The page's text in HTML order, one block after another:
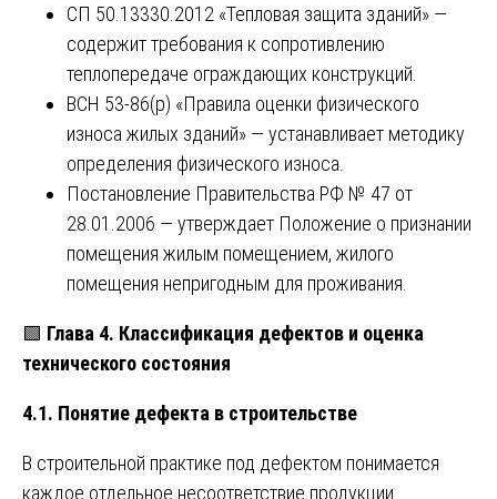
СП 50.13330.2012 «Тепловая защита зданий» —
содержит требования к сопротивлению
теплопередаче ограждающих конструкций.
ВСН 53-86(р) «Правила оценки физического
износа жилых зданий» — устанавливает методику
определения физического износа.
Постановление Правительства РФ № 47 от
28.01.2006 — утверждает Положение о признании
помещения жилым помещением, жилого
помещения непригодным для проживания.
🟩 Глава 4. Классификация дефектов и оценка
технического состояния
4.1. Понятие дефекта в строительстве
В строительной практике под дефектом понимается
каждое отдельное несоответствие продукции